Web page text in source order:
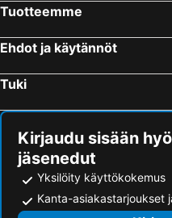
Tuotteemme
Ehdot ja käytännöt
Tuki
Kirjaudu sisään
jäsenedut
Yksilöity käyttökokemus
Kanta-asiakastarjoukset